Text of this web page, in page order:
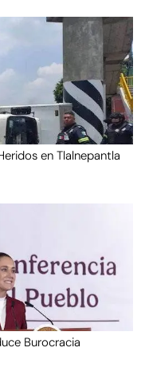
en Tlalnepantla
Burocracia